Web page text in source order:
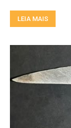
LEIA MAIS